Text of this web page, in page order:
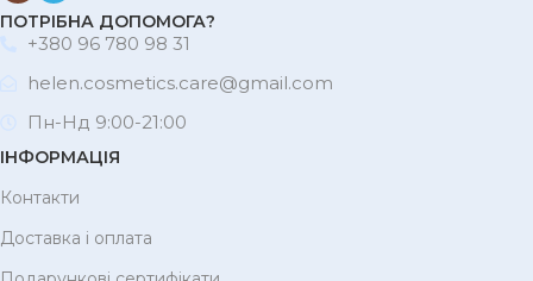
ПОТРІБНА ДОПОМОГА?
+380 96 780 98 31
helen.cosmetics.care@gmail.com
Пн-Нд 9:00-21:00
ІНФОРМАЦІЯ
Контакти
Доставка і оплата